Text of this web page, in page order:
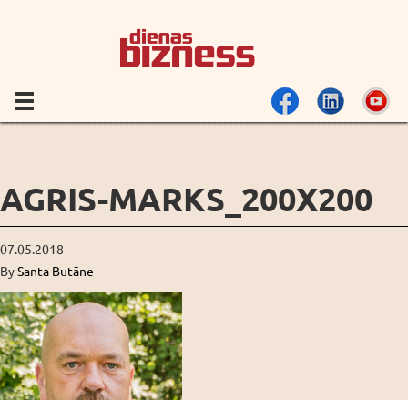
AGRIS-MARKS_200X200
07.05.2018
BySanta Butāne